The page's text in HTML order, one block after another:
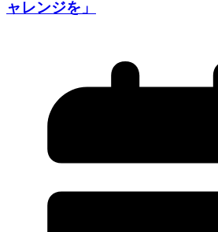
ャレンジを」